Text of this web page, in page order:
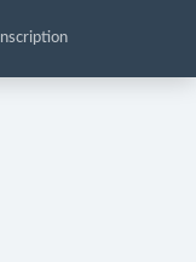
Inscription